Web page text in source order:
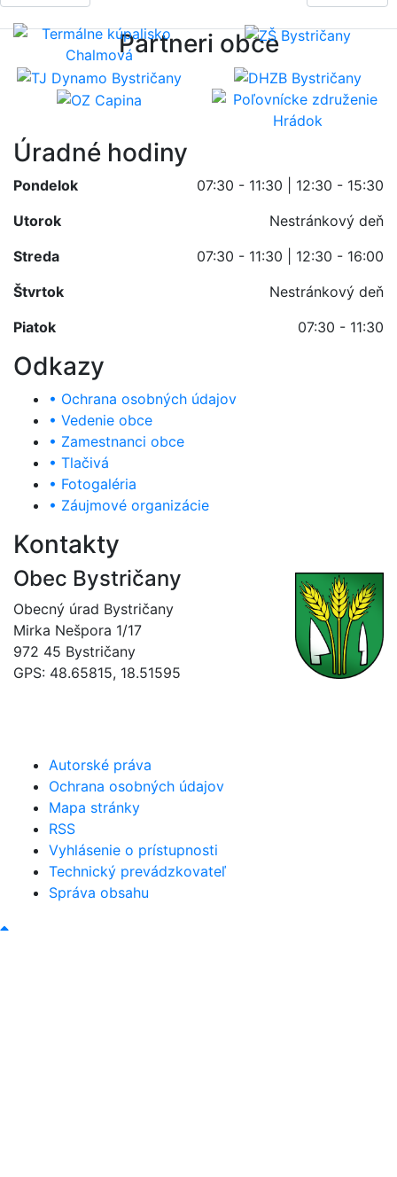
Partneri obce
Úradné hodiny
Pondelok
07:30 - 11:30 | 12:30 - 15:30
Utorok
Nestránkový deň
Streda
07:30 - 11:30 | 12:30 - 16:00
Štvrtok
Nestránkový deň
Piatok
07:30 - 11:30
Odkazy
• Ochrana osobných údajov
• Vedenie obce
• Zamestnanci obce
• Tlačivá
• Fotogaléria
• Záujmové organizácie
Kontakty
Obec Bystričany
Obecný úrad Bystričany
Mirka Nešpora 1/17
972 45 Bystričany
GPS: 48.65815, 18.51595
Autorské práva
Ochrana osobných údajov
Mapa stránky
RSS
Vyhlásenie o prístupnosti
Technický prevádzkovateľ
Správa obsahu